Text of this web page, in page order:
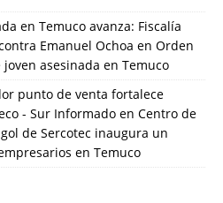
en Temuco avanza: Fiscalía
Emanuel Ochoa en Orden
asesinada en Temuco
punto de venta fortalece
- Sur Informado en Centro de
de Sercotec inaugura un
en Temuco